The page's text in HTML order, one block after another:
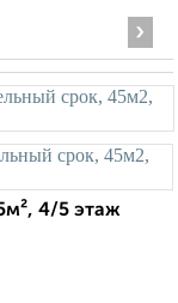
›
4/5 этаж